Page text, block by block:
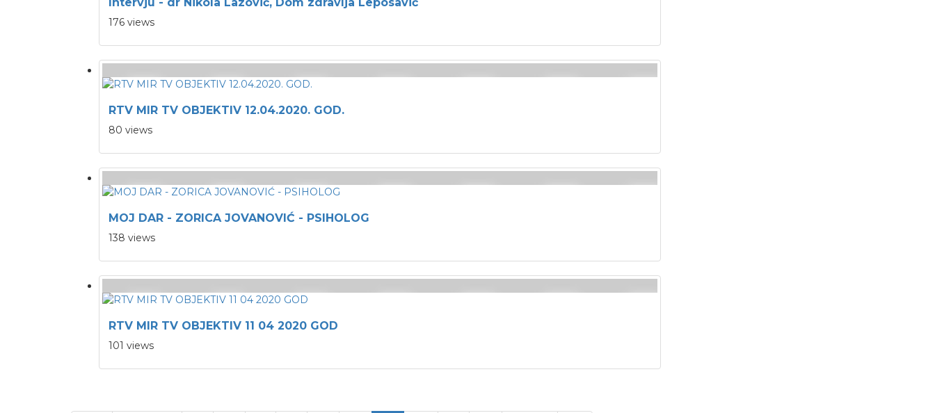
176 views
RTV MIR TV OBJEKTIV 12.04.2020. GOD.
80 views
MOJ DAR - ZORICA JOVANOVIĆ - PSIHOLOG
138 views
RTV MIR TV OBJEKTIV 11 04 2020 GOD
101 views